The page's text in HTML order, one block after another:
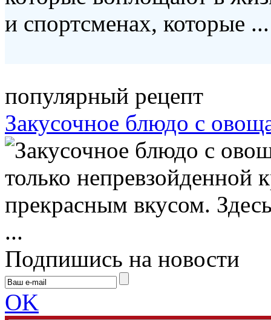
и спортсменах, которые ...
популярный рецепт
Закусочное блюдо с
только непревзойденной
прекрасным вкусом.
...
Подпишись на новости
OK